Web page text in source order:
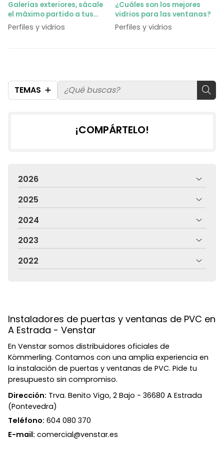
TEMAS
Galerías exteriores, sácale
el máximo partido a tus
vistas
Perfiles y vidrios
¿Cuáles son los mejores
vidrios para las ventanas?
Perfiles y vidrios
¡COMPÁRTELO!
2026
2025
2024
2023
2022
Instaladores de puertas y ventanas de PVC en
A Estrada - Venstar
En Venstar somos distribuidores oficiales de
Kömmerling. Contamos con una amplia experiencia en
la instalación de puertas y ventanas de PVC. Pide tu
presupuesto sin compromiso.
Dirección: Trva. Benito Vigo, 2 Bajo - 36680 A Estrada
(Pontevedra)
Teléfono: 604 080 370
E-mail: comercial@venstar.es